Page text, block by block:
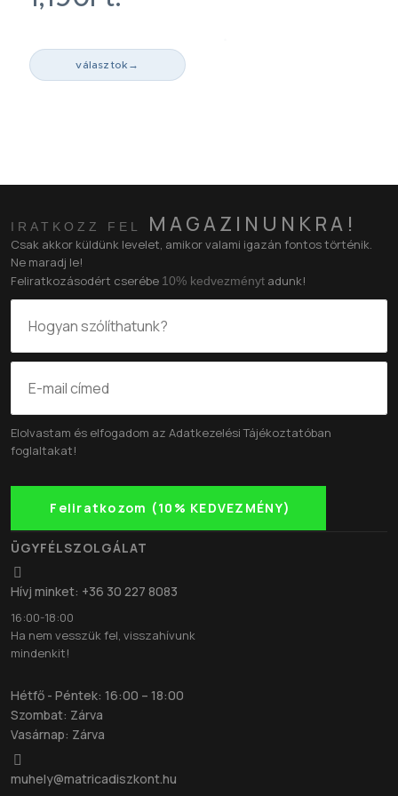
választok →
IRATKOZZ FEL MAGAZINUNKRA!
Csak akkor küldünk levelet, amikor valami igazán fontos történik.
Ne maradj le!
Feliratkozásodért cserébe 10% kedvezményt adunk!
Elolvastam és elfogadom az Adatkezelési Tájékoztatóban
foglaltakat!
Feliratkozom (10% KEDVEZMÉNY)
ÜGYFÉLSZOLGÁLAT
Hívj minket: +36 30 227 8083
16:00-18:00
Ha nem vesszük fel, visszahívunk
mindenkit!
Hétfő - Péntek: 16:00 – 18:00
Szombat: Zárva
Vasárnap: Zárva
muhely@matricadiszkont.hu